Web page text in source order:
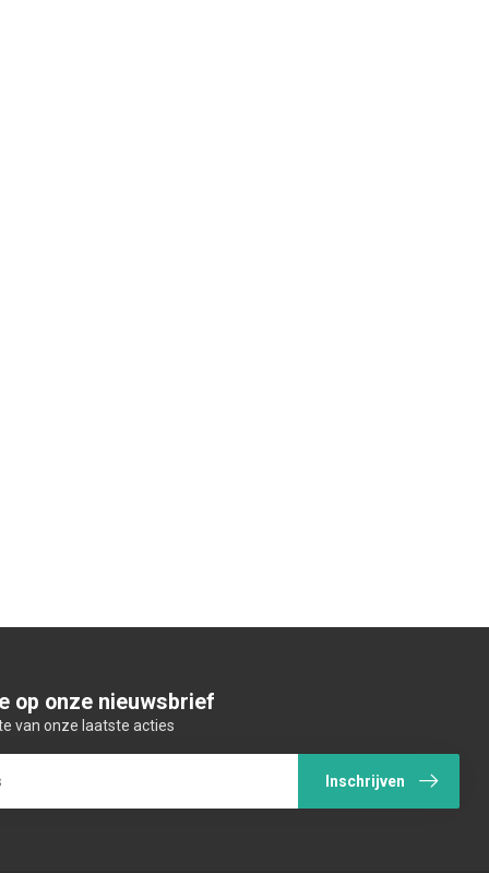
op onze nieuwsbrief
van onze laatste acties
Inschrijven